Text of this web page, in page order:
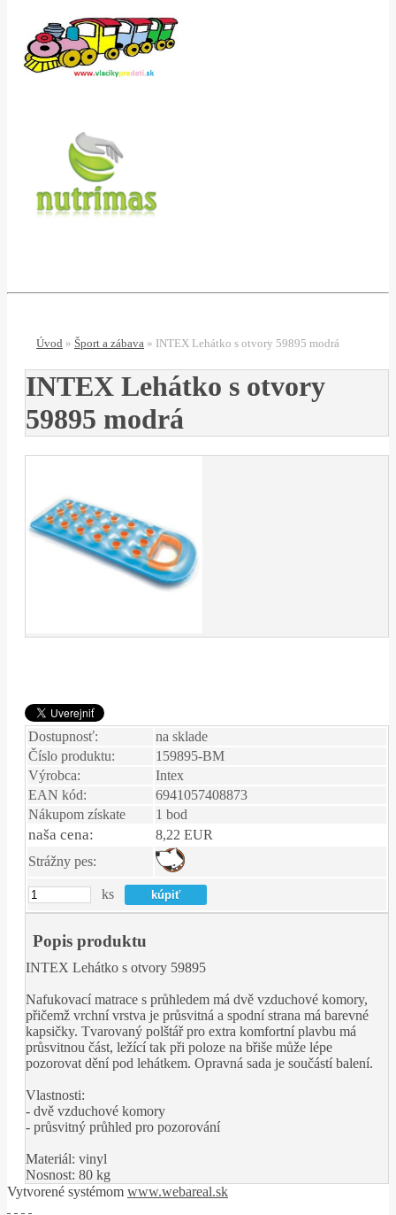
Úvod » Šport a zábava » INTEX Lehátko s otvory 59895 modrá
INTEX Lehátko s otvory
59895 modrá
Dostupnosť:
na sklade
Číslo produktu:
159895-BM
Výrobca:
Intex
EAN kód:
6941057408873
Nákupom získate
1 bod
naša cena:
8,22 EUR
Strážny pes:
ks
Popis produktu
INTEX Lehátko s otvory 59895
Nafukovací matrace s průhledem má dvě vzduchové komory,
přičemž vrchní vrstva je průsvitná a spodní strana má barevné
kapsičky. Tvarovaný polštář pro extra komfortní plavbu má
průsvitnou část, ležící tak při poloze na břiše může lépe
pozorovat dění pod lehátkem. Opravná sada je součástí balení.
Vlastnosti:
- dvě vzduchové komory
- průsvitný průhled pro pozorování
Materiál: vinyl
Nosnost: 80 kg
Vytvorené systémom www.webareal.sk